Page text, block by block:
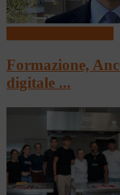
Formazione,
digitale ...